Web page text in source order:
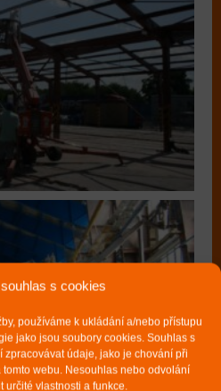
s cookies
používáme k ukládání a/nebo přístupu
jako jsou soubory cookies. Souhlas s
údaje, jako je chování při
webu. Nesouhlas nebo odvolání
určité vlastnosti a funkce.